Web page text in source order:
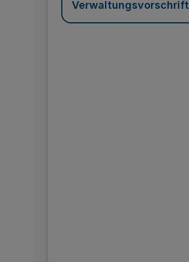
Verwaltungsvorschrift